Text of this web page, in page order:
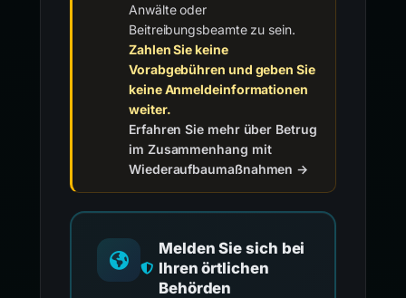
Anwälte oder
Beitreibungsbeamte zu sein.
Zahlen Sie keine
Vorabgebühren und geben Sie
keine Anmeldeinformationen
weiter.
Erfahren Sie mehr über Betrug
im Zusammenhang mit
Wiederaufbaumaßnahmen →
Melden Sie sich bei
Ihren örtlichen
Behörden